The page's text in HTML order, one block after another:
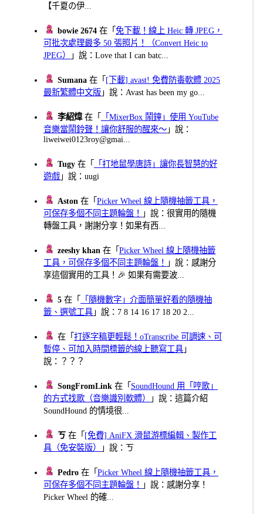
【千夏の伊...
bowie 2674 在「免下載！線上 Heic 轉 JPEG，
可批次處理最多 50 張照片！（Convert Heic to
JPEG）
」說：Love that I can batc...
Sumana 在「 [下載] avast! 免費防毒軟體 2025
最新繁體中文版 」說：Avast has been my go...
李紹煒在「
「MixerBox 鬧鐘」使用 YouTube
音樂當鬧鈴聲！讓你舒服的醒來～ 」說：
liweiwei0123roy@gmai...
Tugy 在「
「打地鼠學唐詩」讓你長智慧的好
遊戲 」說：uugi
Aston 在「Picker Wheel 線上隨機抽籤工具，
可保存多個不同主題輪盤！
」說：很實用的隨機
轉盤工具，謝謝分享！如果有西...
zeeshy khan 在「Picker Wheel 線上隨機抽籤
工具，可保存多個不同主題輪盤！
」說：感謝分
享這個實用的工具！🎉 如果有需要波...
5 在「
「隨機數字」介面簡單好看的隨機抽
籤、選號工具 」說：7 8 14 16 17 18 20 2...
在「打逐字稿更輕鬆！oTranscribe 可調速、可
暫停、可加入時間標籤的線上聽寫工具 」
說：？？？
SongFromLink 在「 SoundHound 用「哼歌」
的方式找歌（音樂識別軟體）
」說：這篇介紹
SoundHound 的情境很...
ㄎ 在「 [免費] AniFX 滑鼠游標編輯、製作工
具（免安裝版）
」說：ㄎ
Pedro 在「Picker Wheel 線上隨機抽籤工具，
可保存多個不同主題輪盤！
」說：感謝分享！
Picker Wheel 的確...